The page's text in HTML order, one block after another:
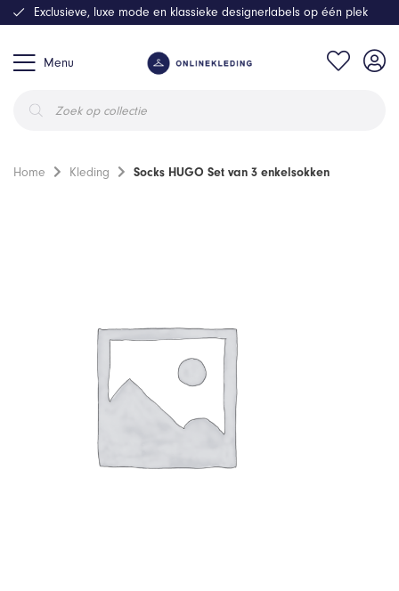
Menu
zoeken
Exclusieve, luxe mode en klassieke designerlabels op één plek
Home Kleding Socks HUGO Set van 3 enkelsokken